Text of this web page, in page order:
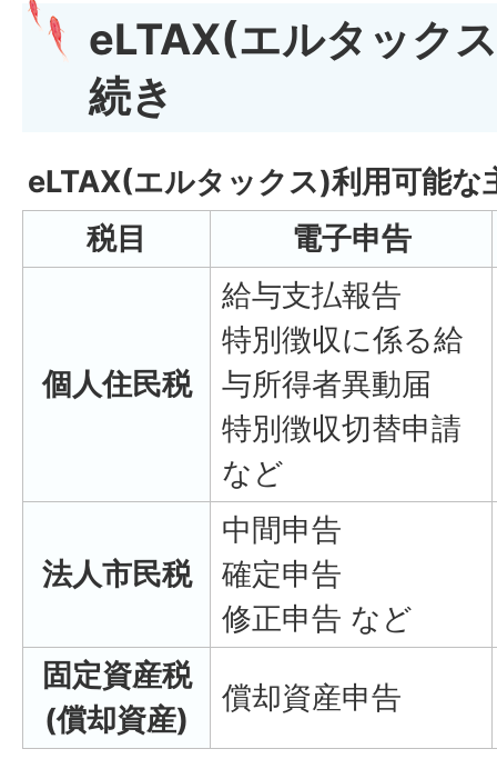
eLTAX(エルタック
続き
eLTAX(エルタックス)利用可能な
税目
電子申告
個人住民税
給与支払報告
特別徴収に係る給
与所得者異動届
特別徴収切替申請
など
法人市民税
中間申告
確定申告
修正申告 など
固定資産税
(償却資産)
償却資産申告